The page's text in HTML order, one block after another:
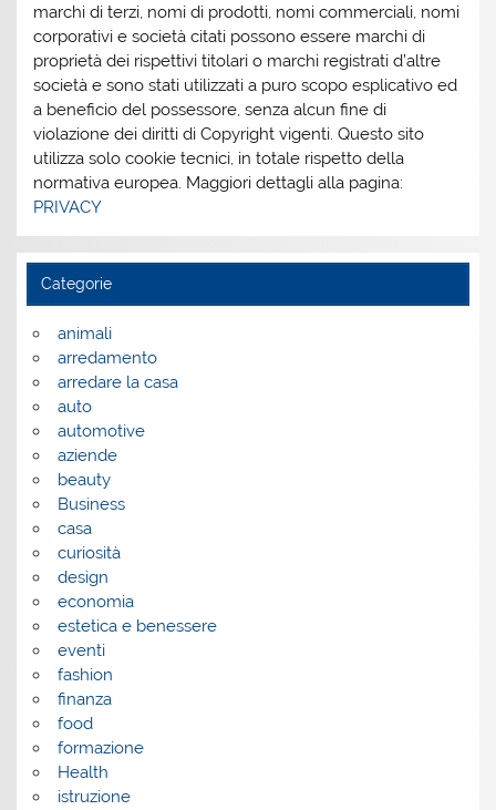
marchi di terzi, nomi di prodotti, nomi commerciali, nomi
corporativi e società citati possono essere marchi di
proprietà dei rispettivi titolari o marchi registrati d’altre
società e sono stati utilizzati a puro scopo esplicativo ed
a beneficio del possessore, senza alcun fine di
violazione dei diritti di Copyright vigenti. Questo sito
utilizza solo cookie tecnici, in totale rispetto della
normativa europea. Maggiori dettagli alla pagina:
PRIVACY
Categorie
animali
arredamento
arredare la casa
auto
automotive
aziende
beauty
Business
casa
curiosità
design
economia
estetica e benessere
eventi
fashion
finanza
food
formazione
Health
istruzione